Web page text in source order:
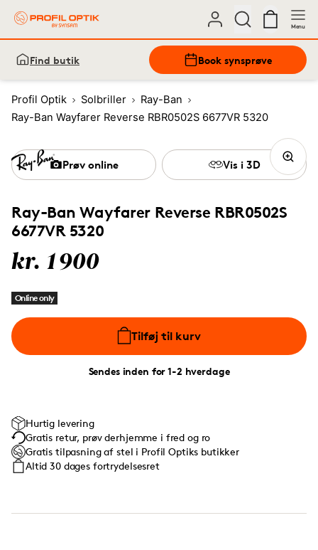
Menu
Find butik Book synsprøve
Profil Optik Solbriller
Ray-Ban
Ray-Ban Wayfarer Reverse RBR0502S 6677VR 5320
Ray-Ban Wayfarer Reverse RBR0502S
6677VR 5320
kr. 1900
Online only
Tilføj til kurv
Sendes inden for 1-2 hverdage
Prøv online Vis i 3D
Hurtig levering
Gratis retur, prøv derhjemme i fred og ro
Gratis tilpasning af stel i Profil Optiks butikker
Altid 30 dages fortrydelsesret